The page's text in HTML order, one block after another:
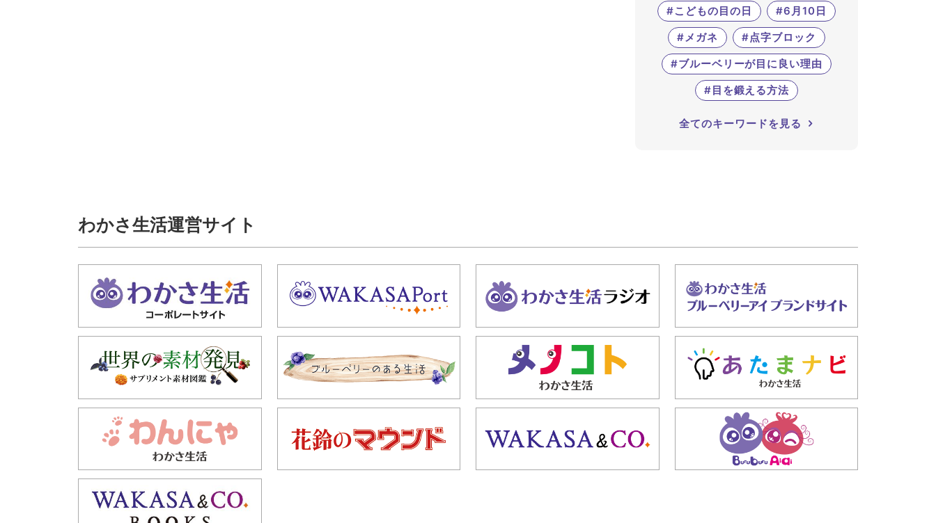
#こどもの目の日
#6月10日
#メガネ
#点字ブロック
#ブルーベリーが目に良い理由
#目を鍛える方法
全てのキーワードを見る
わかさ生活運営サイト